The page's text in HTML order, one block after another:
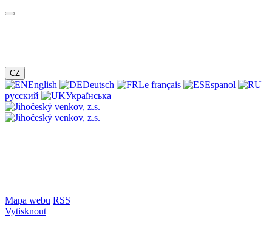
CZ
English Deutsch Le français
Espanol
русский
Українська
Mapa webu RSS
Vytisknout